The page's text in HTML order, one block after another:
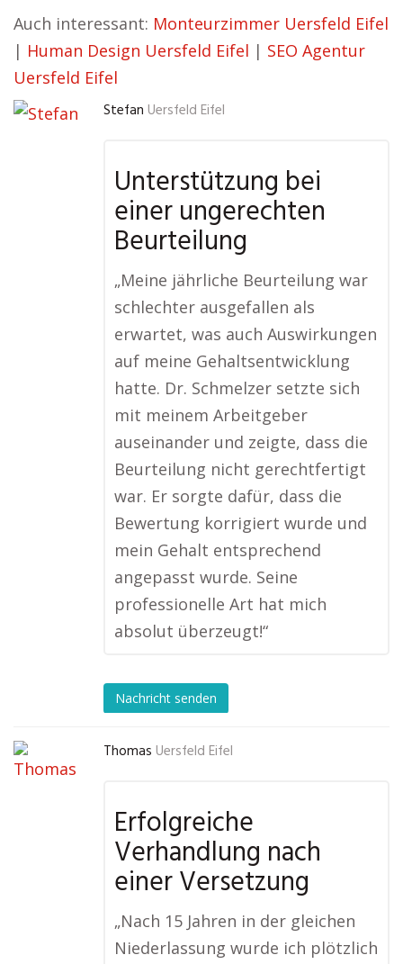
Auch interessant: Monteurzimmer Uersfeld Eifel
| Human Design Uersfeld Eifel | SEO Agentur
Uersfeld Eifel
Stefan Uersfeld Eifel
Unterstützung bei
einer ungerechten
Beurteilung
„Meine jährliche Beurteilung war
schlechter ausgefallen als
erwartet, was auch Auswirkungen
auf meine Gehaltsentwicklung
hatte. Dr. Schmelzer setzte sich
mit meinem Arbeitgeber
auseinander und zeigte, dass die
Beurteilung nicht gerechtfertigt
war. Er sorgte dafür, dass die
Bewertung korrigiert wurde und
mein Gehalt entsprechend
angepasst wurde. Seine
professionelle Art hat mich
absolut überzeugt!“
Nachricht senden
Thomas Uersfeld Eifel
Erfolgreiche
Verhandlung nach
einer Versetzung
„Nach 15 Jahren in der gleichen
Niederlassung wurde ich plötzlich